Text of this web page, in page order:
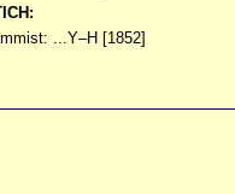
...Y–H [1852]